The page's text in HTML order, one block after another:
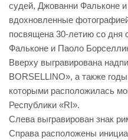
судей, Джованни Фальконе
вдохновленные
посвящена 30-летию со дня
Фальконе и Паоло
Вверху выгравирована
BORSELLINO», а также
которыми расположилась
Республики «RI».
Слева выгравирован знак
Справа расположены